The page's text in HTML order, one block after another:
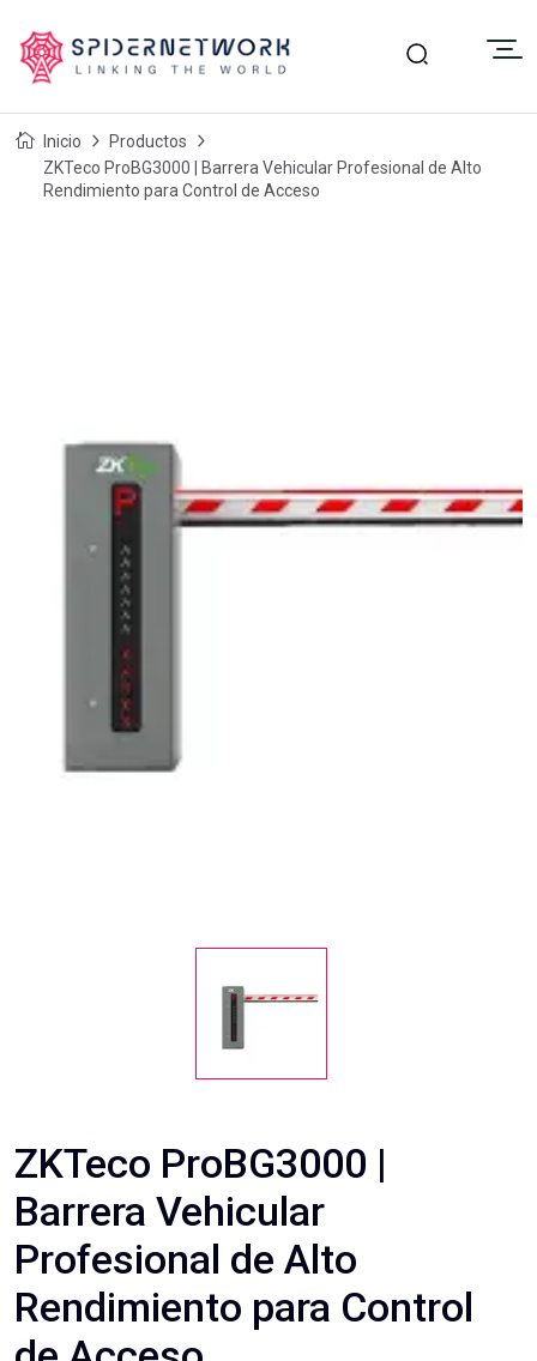
Inicio
Productos
ZKTeco ProBG3000 | Barrera Vehicular Profesional de Alto
Rendimiento para Control de Acceso
ZKTeco ProBG3000 |
Barrera Vehicular
Profesional de Alto
Rendimiento para Control